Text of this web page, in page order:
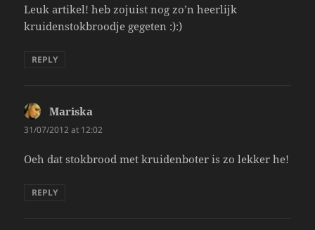
Leuk artikel! heb zojuist nog zo’n heerlijk
kruidenstokbroodje gegeten :):)
REPLY
Mariska
31/07/2012 at 12:02
Oeh dat stokbrood met kruidenboter is zo lekker he!
REPLY